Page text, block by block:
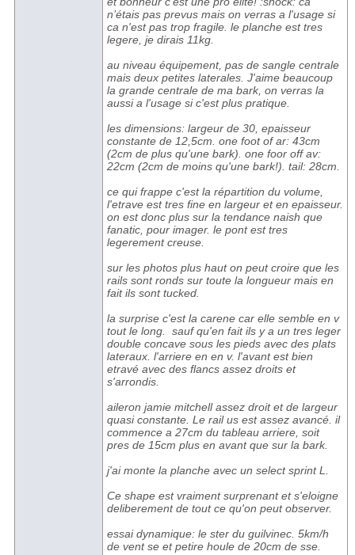
n’étais pas prevus mais on verras a l'usage si
ca n'est pas trop fragile. le planche est tres
legere, je dirais 11kg.
au niveau équipement, pas de sangle centrale
mais deux petites laterales. J'aime beaucoup
la grande centrale de ma bark, on verras la
aussi a l'usage si c'est plus pratique.
les dimensions: largeur de 30, epaisseur
constante de 12,5cm. one foot of ar: 43cm
(2cm de plus qu'une bark). one foor off av:
22cm (2cm de moins qu'une bark!). tail: 28cm.
ce qui frappe c'est la répartition du volume,
l'etrave est tres fine en largeur et en epaisseur.
on est donc plus sur la tendance naish que
fanatic, pour imager. le pont est tres
legerement creuse.
sur les photos plus haut on peut croire que les
rails sont ronds sur toute la longueur mais en
fait ils sont tucked.
la surprise c'est la carene car elle semble en v
tout le long. sauf qu'en fait ils y a un tres leger
double concave sous les pieds avec des plats
lateraux. l'arriere en en v. l'avant est bien
etravé avec des flancs assez droits et
s'arrondis.
aileron jamie mitchell assez droit et de largeur
quasi constante. Le rail us est assez avancé. il
commence a 27cm du tableau arriere, soit
pres de 15cm plus en avant que sur la bark.
j'ai monte la planche avec un select sprint L.
Ce shape est vraiment surprenant et s'eloigne
deliberement de tout ce qu'on peut observer.
essai dynamique: le ster du guilvinec. 5km/h
de vent se et petire houle de 20cm de sse.